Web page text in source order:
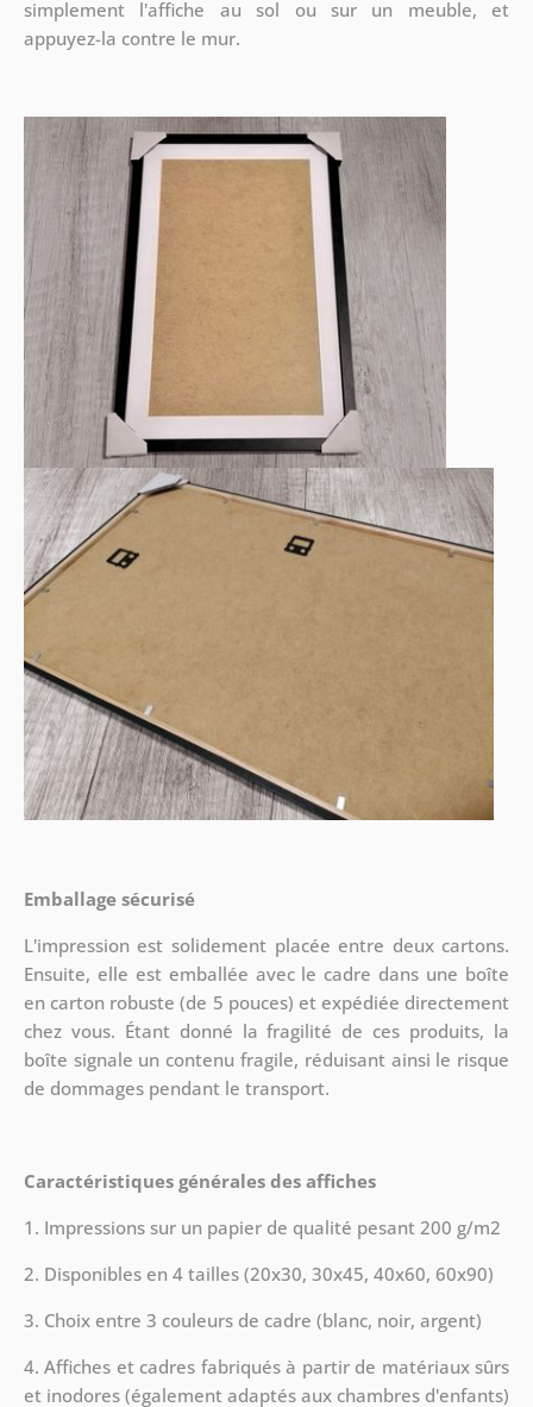
simplement l'affiche au sol ou sur un meuble, et
appuyez-la contre le mur.
Emballage sécurisé
L'impression est solidement placée entre deux cartons.
Ensuite, elle est emballée avec le cadre dans une boîte
en carton robuste (de 5 pouces) et expédiée directement
chez vous. Étant donné la fragilité de ces produits, la
boîte signale un contenu fragile, réduisant ainsi le risque
de dommages pendant le transport.
Caractéristiques générales des affiches
1. Impressions sur un papier de qualité pesant 200 g/m2
2. Disponibles en 4 tailles (20x30, 30x45, 40x60, 60x90)
3. Choix entre 3 couleurs de cadre (blanc, noir, argent)
4. Affiches et cadres fabriqués à partir de matériaux sûrs
et inodores (également adaptés aux chambres d'enfants)